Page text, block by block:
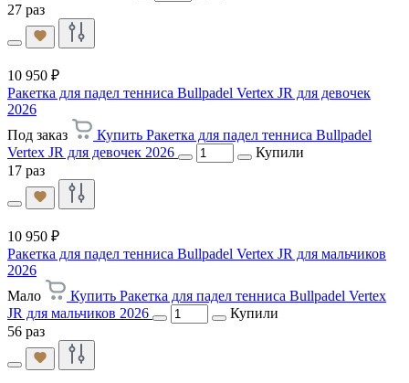
27 раз
10 950 ₽
Ракетка для падел тенниса Bullpadel Vertex JR для девочек
2026
Под заказ
Купить Ракетка для падел тенниса Bullpadel
Vertex JR для девочек 2026
Купили
17 раз
10 950 ₽
Ракетка для падел тенниса Bullpadel Vertex JR для мальчиков
2026
Мало
Купить Ракетка для падел тенниса Bullpadel Vertex
JR для мальчиков 2026
Купили
56 раз